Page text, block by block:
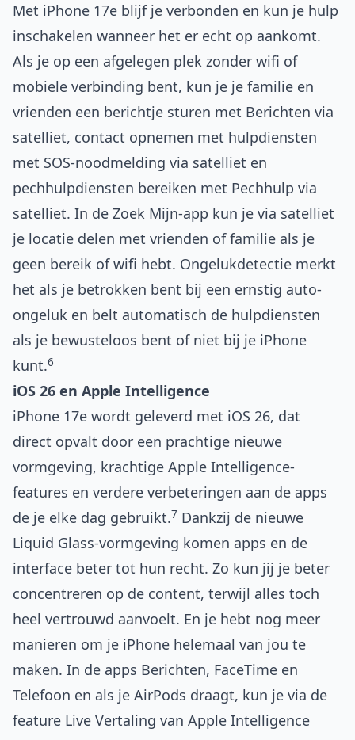
Met iPhone 17e blijf je verbonden en kun je hulp
inschakelen wanneer het er echt op aankomt.
Als je op een afgelegen plek zonder wifi of
mobiele verbinding bent, kun je je familie en
vrienden een berichtje sturen met Berichten via
satelliet, contact opnemen met hulpdiensten
met SOS-noodmelding via satelliet en
pechhulpdiensten bereiken met Pechhulp via
satelliet. In de Zoek Mijn-app kun je via satelliet
je locatie delen met vrienden of familie als je
geen bereik of wifi hebt. Ongelukdetectie merkt
het als je betrokken bent bij een ernstig auto-
ongeluk en belt automatisch de hulpdiensten
als je bewusteloos bent of niet bij je iPhone
kunt.6
iOS 26 en Apple Intelligence
iPhone 17e wordt geleverd met iOS 26, dat
direct opvalt door een prachtige nieuwe
vormgeving, krachtige Apple Intelligence-
features en verdere verbeteringen aan de apps
de je elke dag gebruikt.7 Dankzij de nieuwe
Liquid Glass-vormgeving komen apps en de
interface beter tot hun recht. Zo kun jij je beter
concentreren op de content, terwijl alles toch
heel vertrouwd aanvoelt. En je hebt nog meer
manieren om je iPhone helemaal van jou te
maken. In de apps Berichten, FaceTime en
Telefoon en als je AirPods draagt, kun je via de
feature Live Vertaling van Apple Intelligence